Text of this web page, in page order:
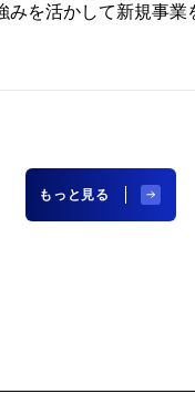
みを活かして新規事業
もっと見る